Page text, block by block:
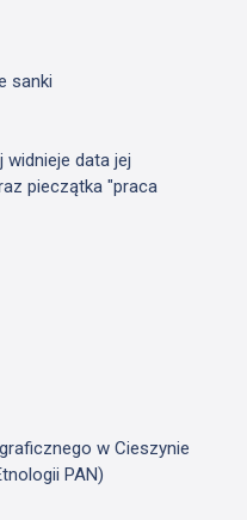
sanki
data jej
pieczątka "praca
w Cieszynie
PAN)